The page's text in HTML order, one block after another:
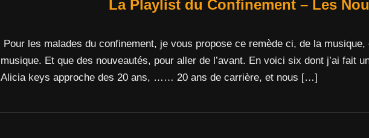
La Playlist du Confinement – Les
Pour les malades du confinement, je vous propose ce remède ci, de la
musique. Et que des nouveautés, pour aller de l’avant. En voici six dont j’ai
Alicia keys approche des 20 ans, …… 20 ans de carrière, et nous […]